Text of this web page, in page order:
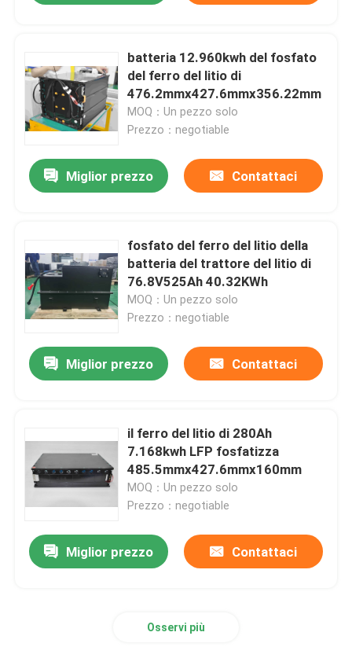
Prodotti
Circa noi
Giro della fabbrica
Contattici
Richieda una citazione
Batteria al litio del carrello elevatore
batteria 12.960kwh del fosfato
del ferro del litio di
476.2mmx427.6mmx356.22mm
MOQ：Un pezzo solo
Prezzo：negotiable
Miglior prezzo Contattaci
fosfato del ferro del litio della
batteria del trattore del litio di
76.8V525Ah 40.32KWh
MOQ：Un pezzo solo
Prezzo：negotiable
Miglior prezzo Contattaci
il ferro del litio di 280Ah
7.168kwh LFP fosfatizza
485.5mmx427.6mmx160mm
MOQ：Un pezzo solo
Prezzo：negotiable
Miglior prezzo Contattaci
Osservi più